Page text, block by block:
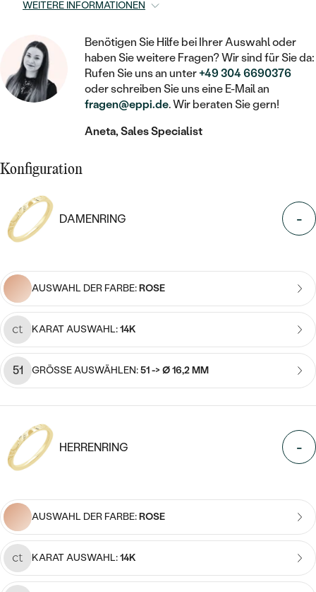
MIT FÜLLUNG
IM SET
NACH PREIS
Meistverkaufte
Eheringe
EINFASSEN
FARBIGE DIAMANTEN ZUM EINFASSEN
MIT LAB GROWN DIAMANT
MIT MOISSANIT
MIT SCHWARZEN DIAMANTEN
MIT SALT AND PEPPER DIAMANTEN
MIT EDELSTEIN
GOLD
PLATIN
SILBER
BROSCHEN
SCHMUCKZUBEHÖR
NACH MATERIAL
GOLD
SILBER
PLATIN
NACH STEIN
DIAMANTSCHMUCK
EDELSTEINSCHMUCK
SCHMUCK MIT LAB GROWN
PERLENSCHMUCK
PERSONALISIERT
SYMBOLISCH
MINIMALISTISCH
KINDER
PIERCINGS
NACH STEIN
NACH PREIS
LUXURIÖSE
KETTEN
HERZKETTEN
MIT TIEREN
NACH EDELSTEIN
MIT DIAMANT
MIT EDELSTEIN
PERLENKETTEN
NACH PREIS
PREISWERTE
LUXURIÖSE
SIEGELRINGE
PERSONALISIERT
NACH EDELSTEIN
MIT EDELSTEIN
PERLENRINGE
PREISWERTE
LUXURIÖSE
WEITERE INFORMATIONEN
Benötigen Sie Hilfe bei Ihrer Auswahl oder
haben Sie weitere Fragen? Wir sind für Sie da:
Rufen Sie uns an unter+49 304 6690376
oder schreiben Sie uns eine E-Mail an
fragen@eppi.de. Wir beraten Sie gern!
Aneta, Sales Specialist
Konfiguration
DAMENRING -
AUSWAHL DER FARBE:ROSE
KARAT AUSWAHL:14K
51 GRÖSSE AUSWÄHLEN:51 -> Ø 16,2 MM
HERRENRING -
AUSWAHL DER FARBE:ROSE
KARAT AUSWAHL:14K